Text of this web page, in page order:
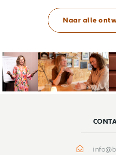
Naar alle